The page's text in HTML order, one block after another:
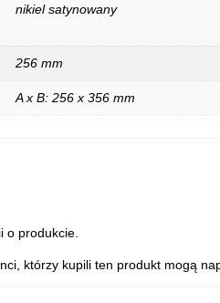
nikiel satynowany
256 mm
A x B: 256 x 356 mm
o produkcie.
którzy kupili ten produkt mogą